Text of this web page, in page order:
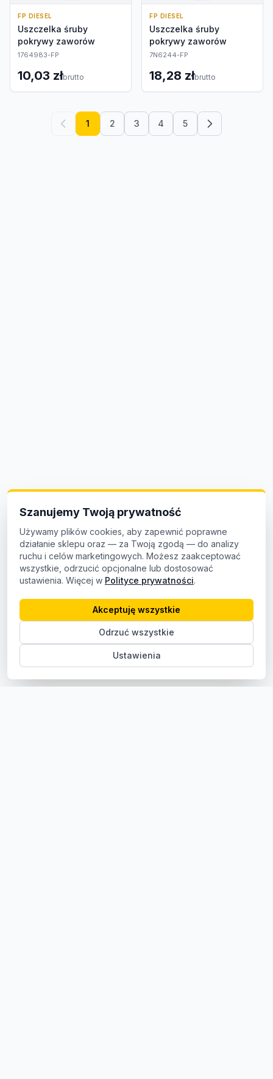
FP DIESEL
Uszczelka śruby
pokrywy zaworów
1764983-FP
10,03 złbrutto
FP DIESEL
Uszczelka śruby
pokrywy zaworów
7N6244-FP
18,28 złbrutto
1 2 3 4 5
Szanujemy Twoją prywatność
Używamy plików cookies, aby zapewnić poprawne
działanie sklepu oraz — za Twoją zgodą — do analizy
ruchu i celów marketingowych. Możesz zaakceptować
wszystkie, odrzucić opcjonalne lub dostosować
ustawienia. Więcej w Polityce prywatności.
Ustawienia
Odrzuć wszystkie
Akceptuję wszystkie